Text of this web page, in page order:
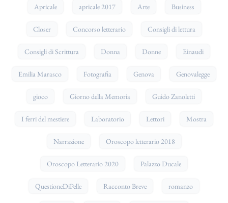
Apricale apricale 2017 Arte Business
Closer Concorso letterario Consigli di lettura
Consigli di Scrittura Donna Donne Einaudi
Emilia Marasco Fotografia Genova Genovalegge
gioco Giorno della Memoria Guido Zanoletti
I ferri del mestiere Laboratorio Lettori Mostra
Narrazione Oroscopo letterario 2018
Oroscopo Letterario 2020 Palazzo Ducale
QuestioneDiPelle Racconto Breve romanzo